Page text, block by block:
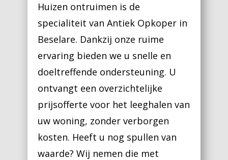
Huizen ontruimen is de
specialiteit van Antiek Opkoper in
Beselare. Dankzij onze ruime
ervaring bieden we u snelle en
doeltreffende ondersteuning. U
ontvangt een overzichtelijke
prijsofferte voor het leeghalen van
uw woning, zonder verborgen
kosten. Heeft u nog spullen van
waarde? Wij nemen die met